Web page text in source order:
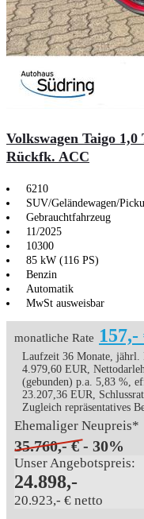
Volkswagen Taigo
Rückfk. ACC
6210
SUV/Geländewagen/
Gebrauchtfahrzeug
11/2025
10300
85 kW (116 PS)
Benzin
Automatik
MwSt ausweisbar
monatliche Rate 157,-
Laufzeit 36 Monate, jährl.
4.979,60 EUR,
(gebunden) p.a. 5,83 %,
23.207,36 EUR,
Zugleich repräsentatives
Ehemaliger Neupreis*
35.760,- € - 30%
Unser Angebotspreis:
24.898,-
20.923,- € netto